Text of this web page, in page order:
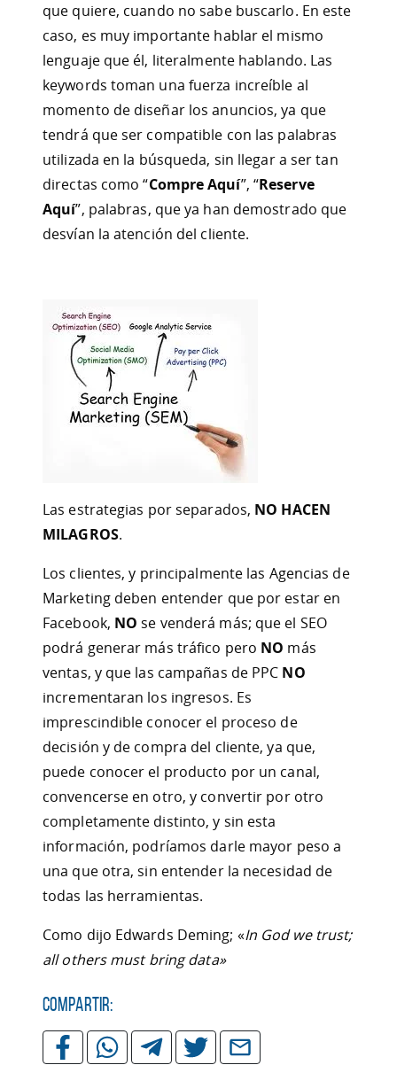
que quiere, cuando no sabe buscarlo. En este
caso, es muy importante hablar el mismo
lenguaje que él, literalmente hablando. Las
keywords toman una fuerza increíble al
momento de diseñar los anuncios, ya que
tendrá que ser compatible con las palabras
utilizada en la búsqueda, sin llegar a ser tan
directas como “Compre Aquí”, “Reserve
Aquí”, palabras, que ya han demostrado que
desvían la atención del cliente.
Las estrategias por separados, NO HACEN
MILAGROS.
Los clientes, y principalmente las Agencias de
Marketing deben entender que por estar en
Facebook, NO se venderá más; que el SEO
podrá generar más tráfico pero NO más
ventas, y que las campañas de PPC NO
incrementaran los ingresos. Es
imprescindible conocer el proceso de
decisión y de compra del cliente, ya que,
puede conocer el producto por un canal,
convencerse en otro, y convertir por otro
completamente distinto, y sin esta
información, podríamos darle mayor peso a
una que otra, sin entender la necesidad de
todas las herramientas.
Como dijo Edwards Deming; «In God we trust;
all others must bring data»
Compartir: